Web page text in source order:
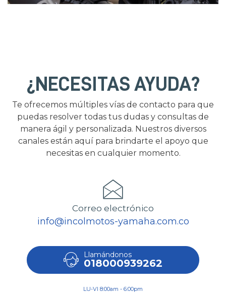
¿NECESITAS AYUDA?
Te ofrecemos múltiples vías de contacto para que
puedas resolver todas tus dudas y consultas de
manera ágil y personalizada. Nuestros diversos
canales están aquí para brindarte el apoyo que
necesitas en cualquier momento.
Correo electrónico
info@incolmotos-yamaha.com.co
Llamándonos
018000939262
LU-VI 8:00am - 6:00pm